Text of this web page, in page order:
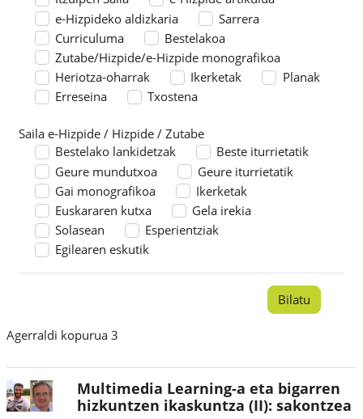
e-Hizpideko aldizkaria
Sarrera
Curriculuma
Bestelakoa
Zutabe/Hizpide/e-Hizpide monografikoa
Heriotza-oharrak
Ikerketak
Planak
Erreseina
Txostena
Saila e-Hizpide / Hizpide / Zutabe
Saila e-Hizpide / Hizpide / Zutabe
Bestelako lankidetzak
Beste iturrietatik
Geure mundutxoa
Geure iturrietatik
Gai monografikoa
Ikerketak
Euskararen kutxa
Gela irekia
Solasean
Esperientziak
Egilearen eskutik
Agerraldi kopurua 3
Multimedia Learning-a eta bigarren
hizkuntzen ikaskuntza (II): sakontzea